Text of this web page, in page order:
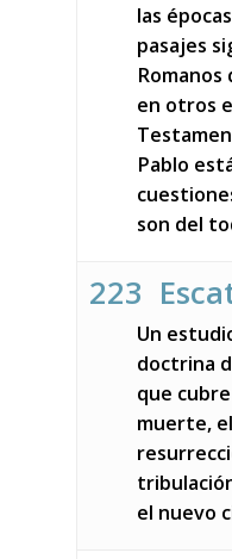
las
pasajes
en otros
Pablo
son del
223
Un
doctrina
que
muerte,
el nuevo